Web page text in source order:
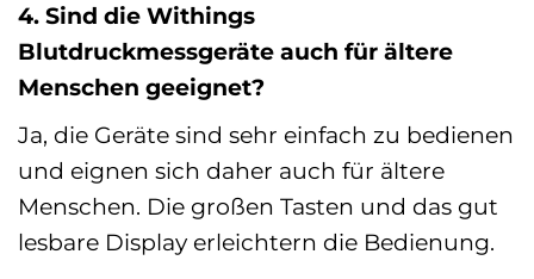
4. Sind die Withings
Blutdruckmessgeräte auch für ältere
Menschen geeignet?
Ja, die Geräte sind sehr einfach zu bedienen
und eignen sich daher auch für ältere
Menschen. Die großen Tasten und das gut
lesbare Display erleichtern die Bedienung.